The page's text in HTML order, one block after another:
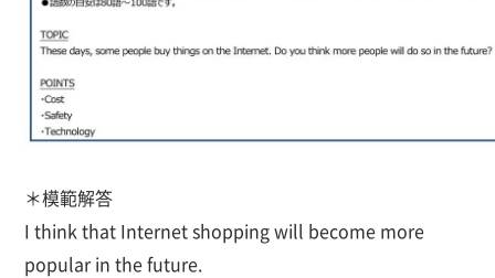
＊模範解答
I think that Internet shopping will become more
popular in the future.